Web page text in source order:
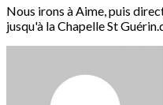
Nous irons à Aime, puis
jusqu'à la Chapelle St